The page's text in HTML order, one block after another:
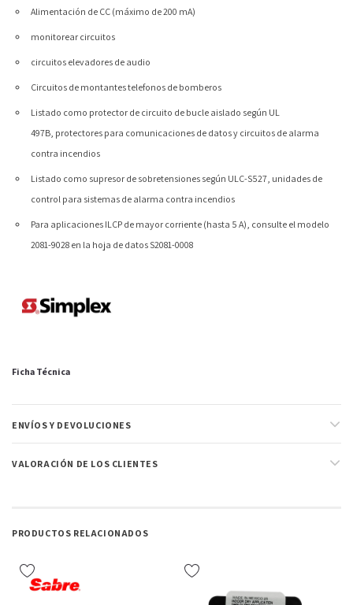
Alimentación de CC (máximo de 200 mA)
monitorear circuitos
circuitos elevadores de audio
Circuitos de montantes telefonos de bomberos
Listado como protector de circuito de bucle aislado según UL
497B, protectores para comunicaciones de datos y circuitos de alarma
contra incendios
Listado como supresor de sobretensiones según ULC-S527, unidades de
control para sistemas de alarma contra incendios
Para aplicaciones ILCP de mayor corriente (hasta 5 A), consulte el modelo
2081-9028 en la hoja de datos S2081-0008
Ficha Técnica
ENVÍOS Y DEVOLUCIONES
VALORACIÓN DE LOS CLIENTES
PRODUCTOS RELACIONADOS